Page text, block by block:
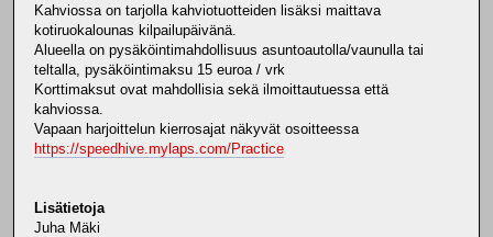
Kahviossa on tarjolla kahviotuotteiden lisäksi maittava
kotiruokalounas kilpailupäivänä.
Alueella on pysäköintimahdollisuus asuntoautolla/vaunulla tai
teltalla, pysäköintimaksu 15 euroa / vrk
Korttimaksut ovat mahdollisia sekä ilmoittautuessa että
kahviossa.
Vapaan harjoittelun kierrosajat näkyvät osoitteessa
https://speedhive.mylaps.com/Practice
Lisätietoja
Juha Mäki